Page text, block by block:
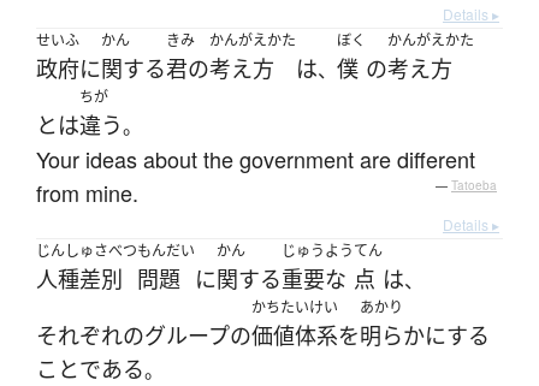
Details ▸
せいふ
政府に
かん
関する
きみ
君の
かんがえかた
考え方 は、
ぼく
僕 の
かんがえかた
考え方
とは
ちが
違う。
Your ideas about the government are different
from mine.
— Tatoeba
Details ▸
じんしゅさべつ
人種差別
もんだい
問題 に
かん
関する
じゅうよう
重要な
てん
点 は、
それぞれのグループの
かちたいけい
価値体系を
あかり
明らかにする
ことである。